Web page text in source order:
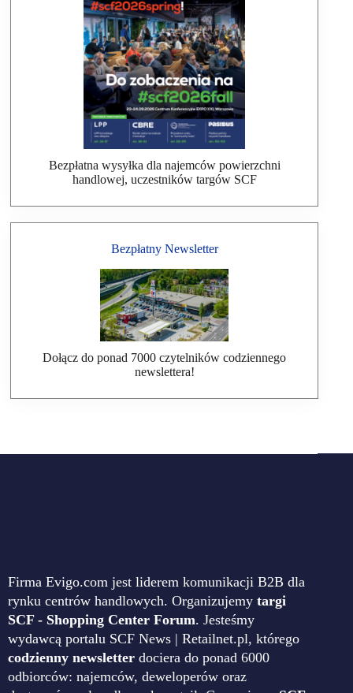
Bezpłatna wysyłka dla najemców powierzchni
handlowej, uczestników targów SCF
Bezpłatny Newsletter
Dołącz do ponad 7000 czytelników codziennego
newslettera!
Firma Evigo.com jest liderem komunikacji B2B dla
rynku centrów handlowych. Organizujemy targi
SCF - Shopping Center Forum. Jesteśmy
wydawcą portalu SCF News | Retailnet.pl, którego
codzienny newsletter dociera do ponad 6000
odbiorców: najemców, deweloperów oraz